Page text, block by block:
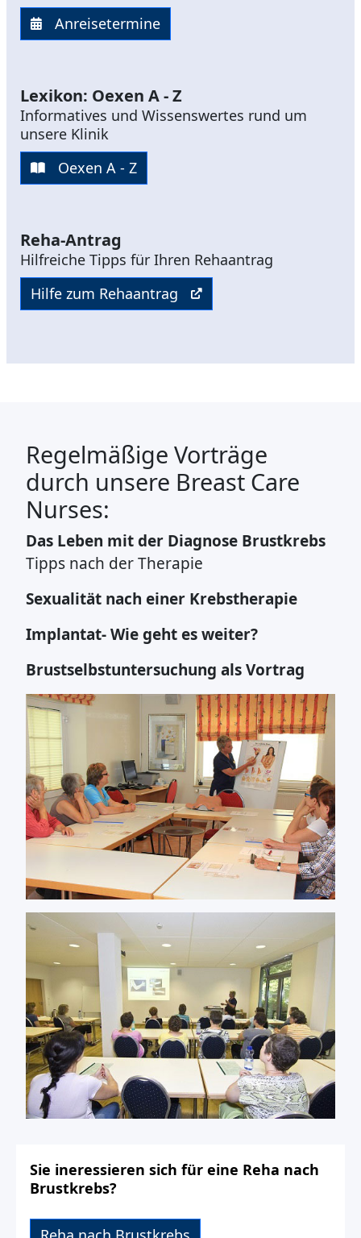
Anreisetermine
Lexikon: Oexen A - Z
Informatives und Wissenswertes rund um
unsere Klinik
Oexen A - Z
Reha-Antrag
Hilfreiche Tipps für Ihren Rehaantrag
Hilfe zum Rehaantrag
Regelmäßige Vorträge
durch unsere Breast Care
Nurses:
Das Leben mit der Diagnose Brustkrebs
Tipps nach der Therapie
Sexualität nach einer Krebstherapie
Implantat- Wie geht es weiter?
Brustselbstuntersuchung als Vortrag
Sie ineressieren sich für eine Reha nach
Brustkrebs?